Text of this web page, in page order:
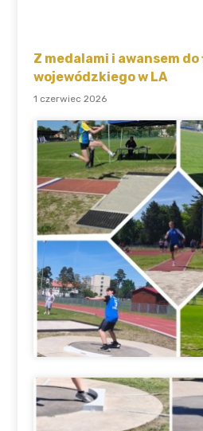
Z medalami i awansem do
wojewódzkiego w LA
1 czerwiec 2026